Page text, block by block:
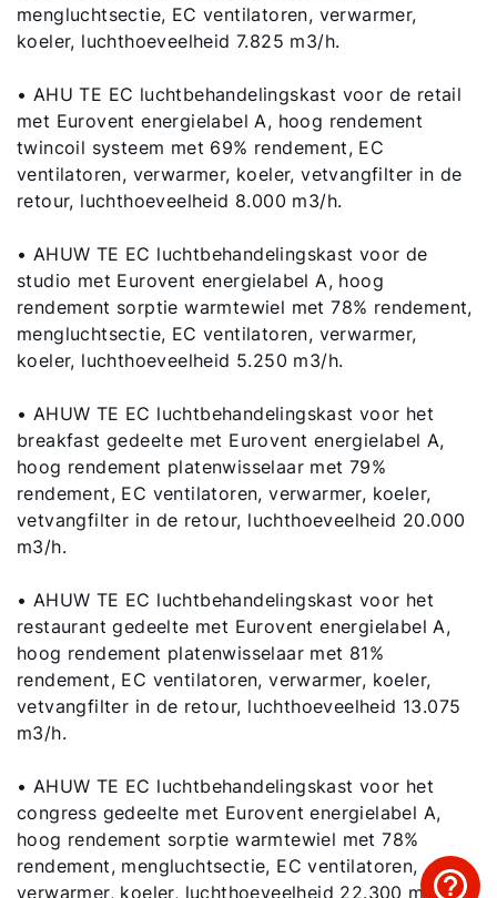
mengluchtsectie, EC ventilatoren, verwarmer,
koeler, luchthoeveelheid 7.825 m3/h.
• AHU TE EC luchtbehandelingskast voor de retail
met Eurovent energielabel A, hoog rendement
twincoil systeem met 69% rendement, EC
ventilatoren, verwarmer, koeler, vetvangfilter in de
retour, luchthoeveelheid 8.000 m3/h.
• AHUW TE EC luchtbehandelingskast voor de
studio met Eurovent energielabel A, hoog
rendement sorptie warmtewiel met 78% rendement,
mengluchtsectie, EC ventilatoren, verwarmer,
koeler, luchthoeveelheid 5.250 m3/h.
• AHUW TE EC luchtbehandelingskast voor het
breakfast gedeelte met Eurovent energielabel A,
hoog rendement platenwisselaar met 79%
rendement, EC ventilatoren, verwarmer, koeler,
vetvangfilter in de retour, luchthoeveelheid 20.000
m3/h.
• AHUW TE EC luchtbehandelingskast voor het
restaurant gedeelte met Eurovent energielabel A,
hoog rendement platenwisselaar met 81%
rendement, EC ventilatoren, verwarmer, koeler,
vetvangfilter in de retour, luchthoeveelheid 13.075
m3/h.
• AHUW TE EC luchtbehandelingskast voor het
congress gedeelte met Eurovent energielabel A,
hoog rendement sorptie warmtewiel met 78%
rendement, mengluchtsectie, EC ventilatoren,
verwarmer, koeler, luchthoeveelheid 22.300 m3/h.